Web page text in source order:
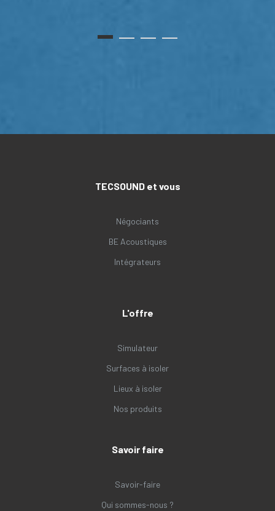
TECSOUND et vous
Négociants
BE Acoustiques
Intégrateurs
L'offre
Simulateur
Surfaces à isoler
Lieux à isoler
Nos produits
Savoir faire
Savoir-faire
Qui sommes-nous ?